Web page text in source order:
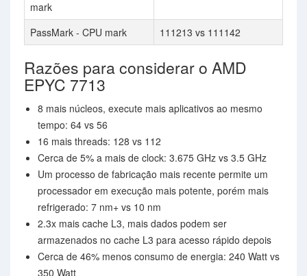
mark
PassMark - CPU mark 111213 vs 111142
Razões para considerar o AMD
EPYC 7713
8 mais núcleos, execute mais aplicativos ao mesmo
tempo: 64 vs 56
16 mais threads: 128 vs 112
Cerca de 5% a mais de clock: 3.675 GHz vs 3.5 GHz
Um processo de fabricação mais recente permite um
processador em execução mais potente, porém mais
refrigerado: 7 nm+ vs 10 nm
2.3x mais cache L3, mais dados podem ser
armazenados no cache L3 para acesso rápido depois
Cerca de 46% menos consumo de energia: 240 Watt vs
350 Watt